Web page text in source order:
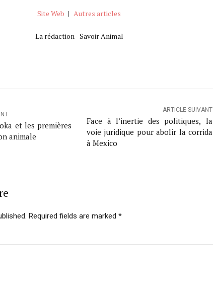
Site Web | Autres articles
La rédaction - Savoir Animal
et les premières
animale
ARTICLE SUIVANT
Face à l’inertie des politiques, la
voie juridique pour abolir la corrida
à Mexico
Required fields are marked *